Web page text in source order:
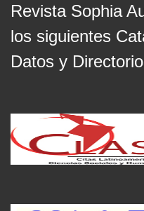
Revista Sophia
los siguientes
Datos y